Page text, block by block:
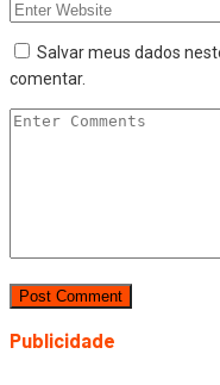
Salvar meus dados
comentar.
Publicidade